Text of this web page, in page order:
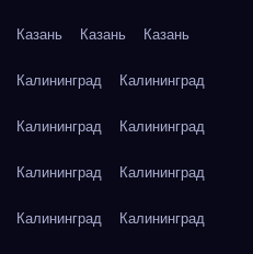
Казань Казань Казань
Калининград Калининград
Калининград Калининград
Калининград Калининград
Калининград Калининград